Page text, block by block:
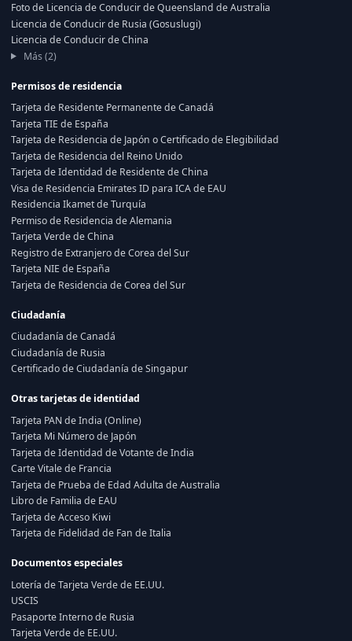
Foto de Licencia de Conducir de Queensland de Australia
Licencia de Conducir de Rusia (Gosuslugi)
Licencia de Conducir de China
Más (2)
Permisos de residencia
Tarjeta de Residente Permanente de Canadá
Tarjeta TIE de España
Tarjeta de Residencia de Japón o Certificado de Elegibilidad
Tarjeta de Residencia del Reino Unido
Tarjeta de Identidad de Residente de China
Visa de Residencia Emirates ID para ICA de EAU
Residencia Ikamet de Turquía
Permiso de Residencia de Alemania
Tarjeta Verde de China
Registro de Extranjero de Corea del Sur
Tarjeta NIE de España
Tarjeta de Residencia de Corea del Sur
Ciudadanía
Ciudadanía de Canadá
Ciudadanía de Rusia
Certificado de Ciudadanía de Singapur
Otras tarjetas de identidad
Tarjeta PAN de India (Online)
Tarjeta Mi Número de Japón
Tarjeta de Identidad de Votante de India
Carte Vitale de Francia
Tarjeta de Prueba de Edad Adulta de Australia
Libro de Familia de EAU
Tarjeta de Acceso Kiwi
Tarjeta de Fidelidad de Fan de Italia
Documentos especiales
Lotería de Tarjeta Verde de EE.UU.
USCIS
Pasaporte Interno de Rusia
Tarjeta Verde de EE.UU.